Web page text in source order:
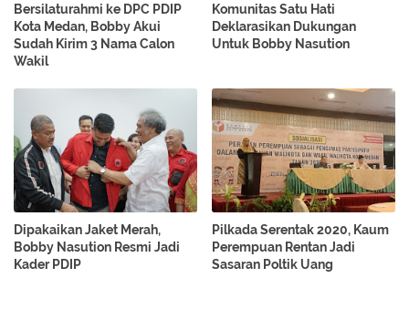
Bersilaturahmi ke DPC PDIP
Kota Medan, Bobby Akui
Sudah Kirim 3 Nama Calon
Wakil
Komunitas Satu Hati
Deklarasikan Dukungan
Untuk Bobby Nasution
Dipakaikan Jaket Merah,
Bobby Nasution Resmi Jadi
Kader PDIP
Pilkada Serentak 2020, Kaum
Perempuan Rentan Jadi
Sasaran Poltik Uang